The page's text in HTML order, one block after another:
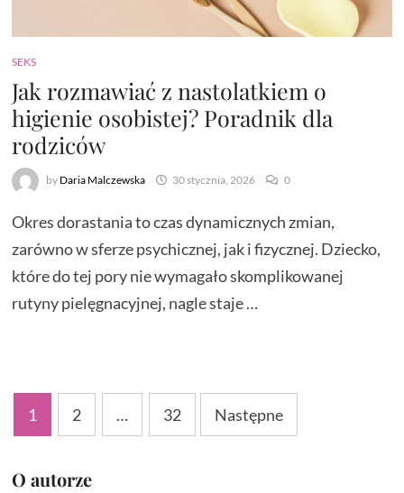
SEKS
Jak rozmawiać z nastolatkiem o
higienie osobistej? Poradnik dla
rodziców
by Daria Malczewska 30 stycznia, 2026 0
Okres dorastania to czas dynamicznych zmian,
zarówno w sferze psychicznej, jak i fizycznej. Dziecko,
które do tej pory nie wymagało skomplikowanej
rutyny pielęgnacyjnej, nagle staje …
Stronicowanie
wpisów
1 2 … 32 Następne
O autorze